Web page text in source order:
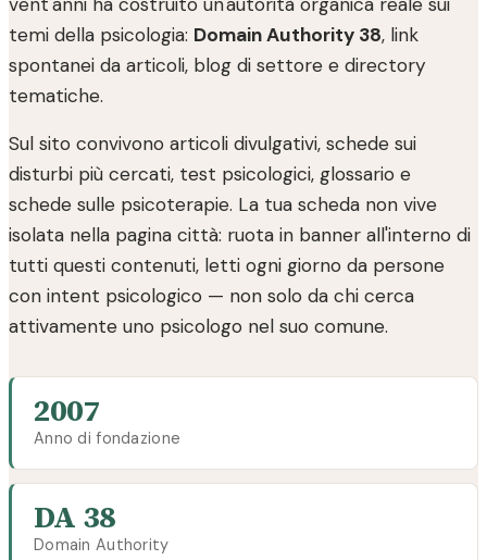
temi della psicologia: Domain Authority 38, link
spontanei da articoli, blog di settore e directory
tematiche.
Sul sito convivono articoli divulgativi, schede sui
disturbi più cercati, test psicologici, glossario e
schede sulle psicoterapie. La tua scheda non vive
isolata nella pagina città: ruota in banner all'interno di
tutti questi contenuti, letti ogni giorno da persone
con intent psicologico — non solo da chi cerca
attivamente uno psicologo nel suo comune.
2007
Anno di fondazione
DA 38
Domain Authority